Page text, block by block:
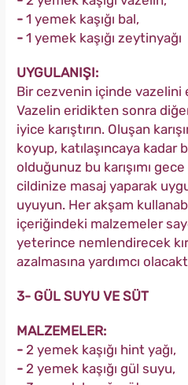
- 1 yemek kaşığı bal,
- 1 yemek kaşığı zeytinyağı
UYGULANIŞI:
Bir cezvenin içinde vazelini
Vazelin eridikten sonra
iyice karıştırın. Oluşan
koyup, katılaşıncaya kadar
olduğunuz bu karışımı
cildinize masaj yaparak
uyuyun. Her akşam
içeriğindeki malzemeler
yeterince nemlendirecek
azalmasına yardımcı
3- GÜL SUYU VE SÜT
MALZEMELER:
- 2 yemek kaşığı hint yağı,
- 2 yemek kaşığı gül suyu,